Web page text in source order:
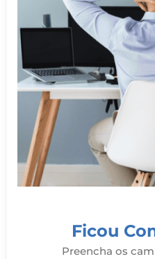
Ficou
Preencha os